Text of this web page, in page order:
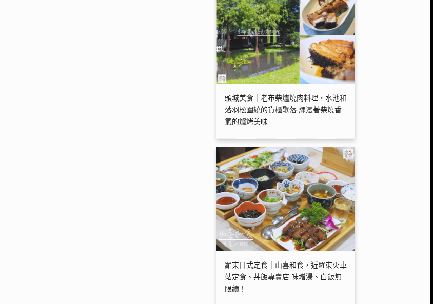
頭城美食｜老布柴爐燒肉料理，水池和
落羽松圍繞的貨櫃聚落 瀰漫著柴燒香
氣的爐烤美味
羅東日式定食｜山喜和食，近羅東火車
站定食、丼飯專賣店 味增湯、白飯無
限續！